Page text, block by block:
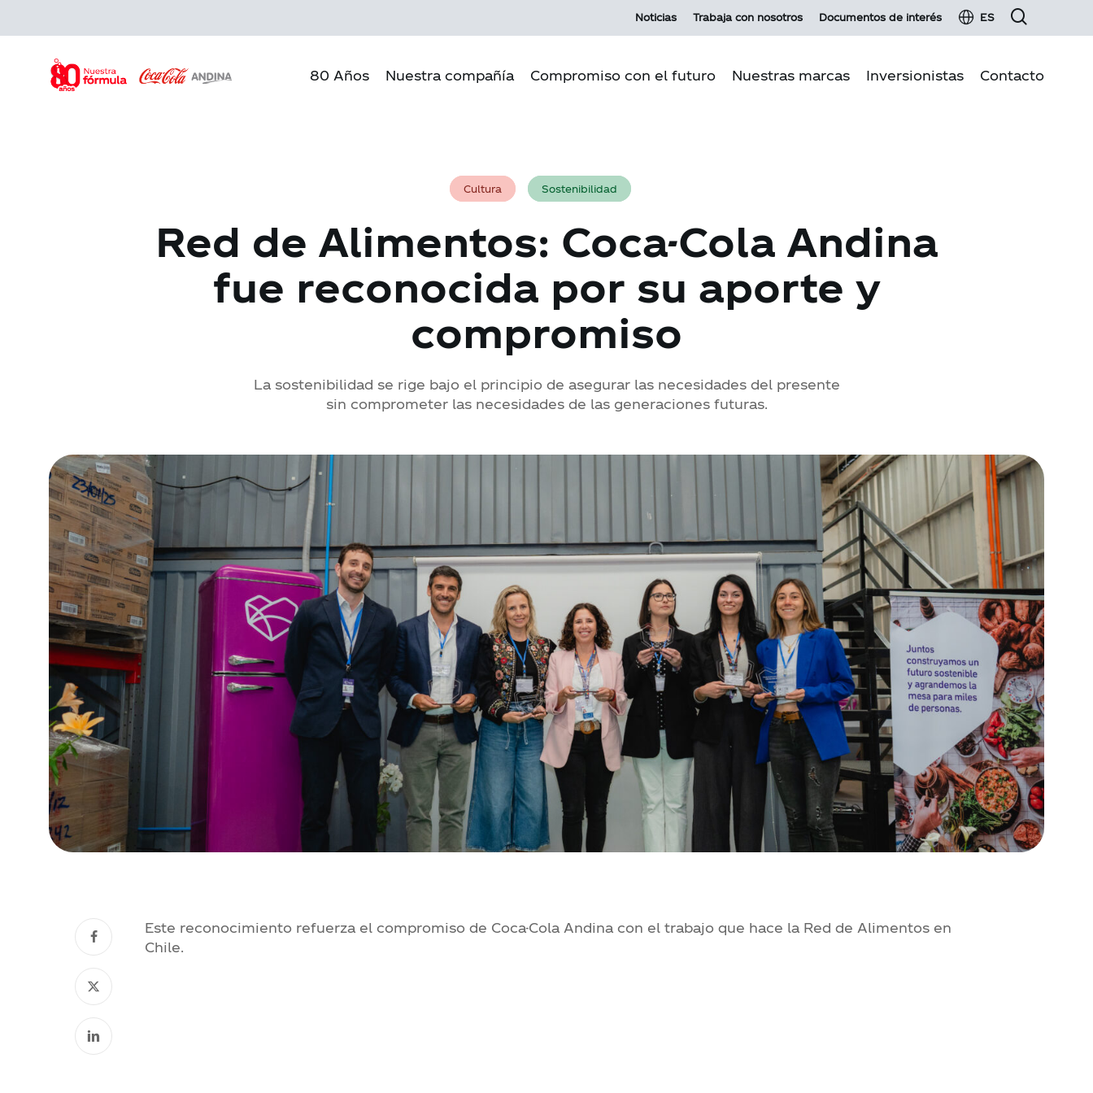
content
Noticias Trabaja con nosotros Documentos de interés ES
80 Años Nuestra compañía
Cultura Andina
Nuestras operaciones
Ecosistema MI
Compromiso con el futuro
Comunidades
Nuestras marcas Inversionistas
Glosario de inversionistas
Información para el accionista
Junta de Accionistas 2026
Contacto
Cultura Sostenibilidad
Red de Alimentos: Coca-Cola Andina
fue reconocida por su aporte y
compromiso
La sostenibilidad se rige bajo el principio de asegurar las necesidades del presente
sin comprometer las necesidades de las generaciones futuras.
Este reconocimiento refuerza el compromiso de Coca-Cola Andina con el trabajo que hace la Red de Alimentos en
Chile.